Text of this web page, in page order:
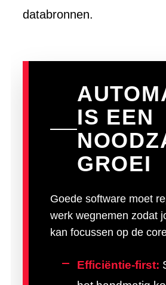
databronnen.
IS EEN
GROEI
Goede software moet
werk wegnemen zodat
kan focussen op de
Efficiëntie-first: